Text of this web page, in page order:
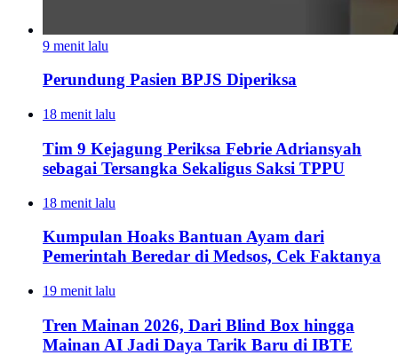
9 menit lalu
Perundung Pasien BPJS Diperiksa
18 menit lalu
Tim 9 Kejagung Periksa Febrie Adriansyah
sebagai Tersangka Sekaligus Saksi TPPU
18 menit lalu
Kumpulan Hoaks Bantuan Ayam dari
Pemerintah Beredar di Medsos, Cek Faktanya
19 menit lalu
Tren Mainan 2026, Dari Blind Box hingga
Mainan AI Jadi Daya Tarik Baru di IBTE